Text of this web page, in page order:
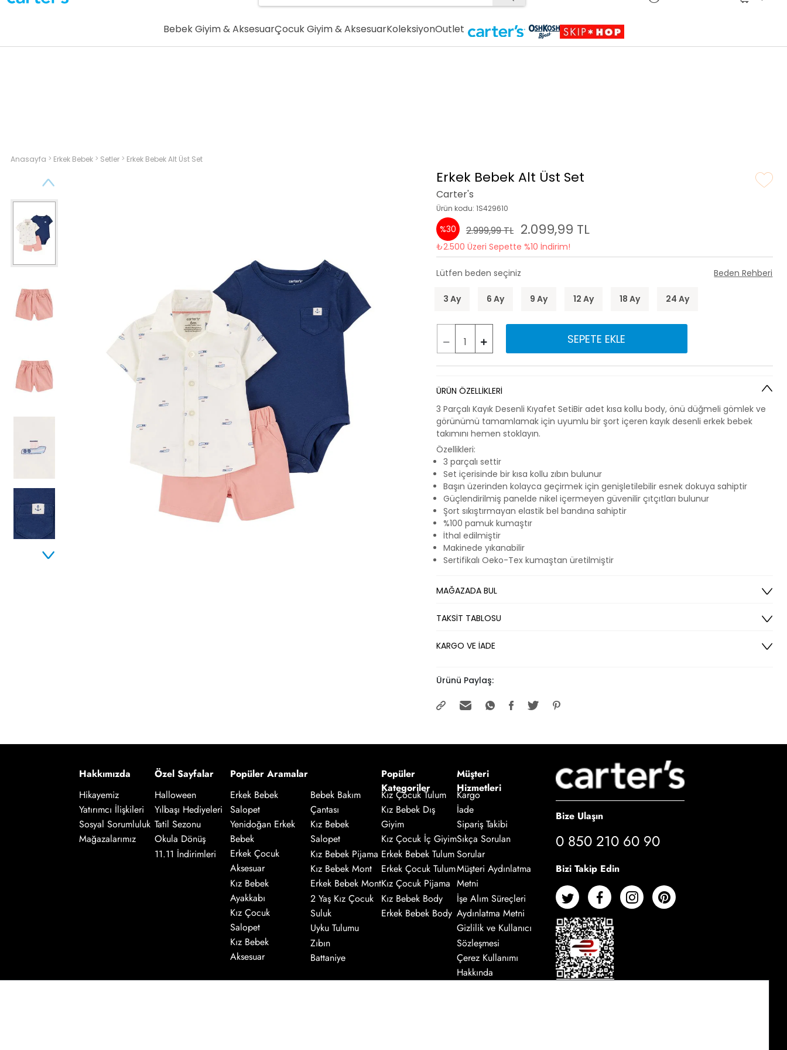
Bebek Giyim & AksesuarÇocuk Giyim & AksesuarKoleksiyonOutlet
Anasayfa > Erkek Bebek > Setler > Erkek Bebek Alt Üst Set
Erkek Bebek Alt Üst Set
Carter's
Ürün kodu: 1S429610
%30 2.999,99 TL 2.099,99 TL
₺2.500 Üzeri Sepette %10 İndirim!
Lütfen beden seçiniz Beden Rehberi
3 Ay 6 Ay 9 Ay 12 Ay 18 Ay 24 Ay
SEPETE EKLE
ÜRÜN ÖZELLİKLERİ
3 Parçalı Kayık Desenli Kıyafet SetiBir adet kısa kollu body, önü düğmeli gömlek ve
görünümü tamamlamak için uyumlu bir şort içeren kayık desenli erkek bebek
takımını hemen stoklayın.
Özellikleri:
3 parçalı settir
Set içerisinde bir kısa kollu zıbın bulunur
Başın üzerinden kolayca geçirmek için genişletilebilir esnek dokuya sahiptir
Güçlendirilmiş panelde nikel içermeyen güvenilir çıtçıtları bulunur
Şort sıkıştırmayan elastik bel bandına sahiptir
%100 pamuk kumaştır
İthal edilmiştir
Makinede yıkanabilir
Sertifikalı Oeko-Tex kumaştan üretilmiştir
MAĞAZADA BUL
TAKSİT TABLOSU
KARGO VE İADE
Ürünü Paylaş:
Hakkımızda
Hikayemiz
Yatırımcı İlişkileri
Sosyal Sorumluluk
Mağazalarımız
Özel Sayfalar
Halloween
Yılbaşı Hediyeleri
Tatil Sezonu
Okula Dönüş
11.11 İndirimleri
Popüler Aramalar
Erkek Bebek
Salopet
Yenidoğan Erkek
Bebek
Erkek Çocuk
Aksesuar
Kız Bebek
Ayakkabı
Kız Çocuk
Salopet
Kız Bebek
Aksesuar
Bebek Bakım
Çantası
Kız Bebek
Salopet
Kız Bebek Pijama
Kız Bebek Mont
Erkek Bebek Mont
2 Yaş Kız Çocuk
Suluk
Uyku Tulumu
Zıbın
Battaniye
Popüler
Kategoriler
Kız Çocuk Tulum
Kız Bebek Dış
Giyim
Kız Çocuk İç Giyim
Erkek Bebek Tulum
Erkek Çocuk Tulum
Kız Çocuk Pijama
Kız Bebek Body
Erkek Bebek Body
Müşteri
Hizmetleri
Kargo
İade
Sipariş Takibi
Sıkça Sorulan
Sorular
Müşteri Aydınlatma
Metni
İşe Alım Süreçleri
Aydınlatma Metni
Gizlilik ve Kullanıcı
Sözleşmesi
Çerez Kullanımı
Hakkında
Bize Ulaşın
0 850 210 60 90
Bizi Takip Edin